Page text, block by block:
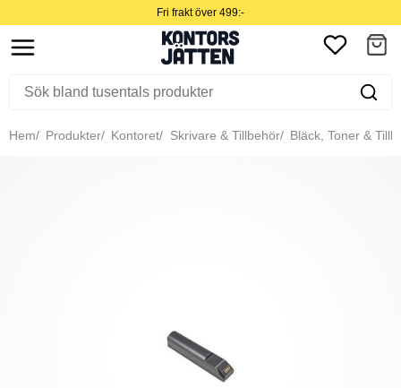
Fri frakt över 499:-
Hem Produkter Kontoret Skrivare & Tillbehör Bläck, Toner &